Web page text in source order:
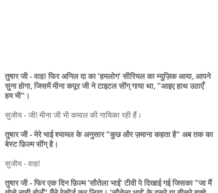
तुषार जी - वाह! फिर अनिल दा का 'हमलोग' सीरियल का म्युज़िक आया, आपने
सुना होगा, जिसमें मीना कपूर जी ने टाइटल सॊंग् गाया था, "आइए हाथ उठाएँ
हम भी"।
सुजॊय - जी! मीना जी भी कमाल की गायिका रही हैं।
तुषार जी - मेरे भाई श्यामल के अनुसार "कुछ और ज़माना कहता है" अब तक का
बेस्ट फ़िल्म सॊंग् है।
सुजॊय - वाह!
तुषार जी - फिर एक दिन फ़िल्म 'सौतेला भाई' टीवी पे दिखाई गई जिसका "जा मैं